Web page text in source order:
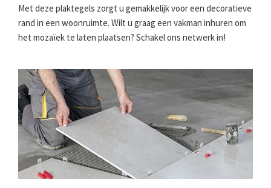
Met deze plaktegels zorgt u gemakkelijk voor een decoratieve
rand in een woonruimte. Wilt u graag een vakman inhuren om
het mozaïek te laten plaatsen? Schakel ons netwerk in!